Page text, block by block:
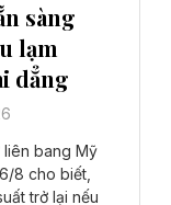
sàng
lạm
dẳng
bang Mỹ
8 cho biết,
trở lại nếu